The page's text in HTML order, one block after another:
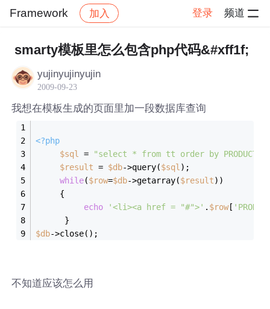
Framework 加入 登录 频道
Framework 帖子详情
smarty模板里怎么包含php代码&#xff1f;
yujinyujinyujin
2009-09-23
我想在模板生成的页面里加一段数据库查询
<?php
$sql
=
"select * from tt order by
$result = $db->query($sql
while($row=$db->getarray($result))
     {
echo
'<li><a href = "#">' . $row[
      }
$db->close();
不知道应该怎么用